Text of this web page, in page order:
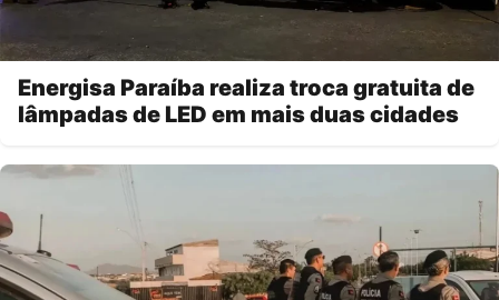
Energisa Paraíba realiza troca gratuita de
lâmpadas de LED em mais duas cidades